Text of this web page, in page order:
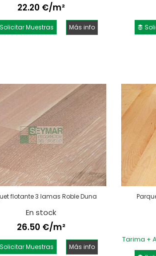
22.20 €/m²
Solicitar Muestras Más info
flotante 3 lamas Roble Duna
En stock
26.50 €/m²
Solicitar Muestras Más info
Tarima +